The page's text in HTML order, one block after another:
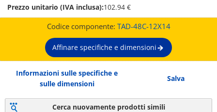
Prezzo unitario (IVA inclusa):102.94 €
Codice componente: TAD-48C-12X14
Affinare specifiche e dimensioni
Informazioni sulle specifiche e
sulle dimensioni
Salva
Cerca nuovamente prodotti simili